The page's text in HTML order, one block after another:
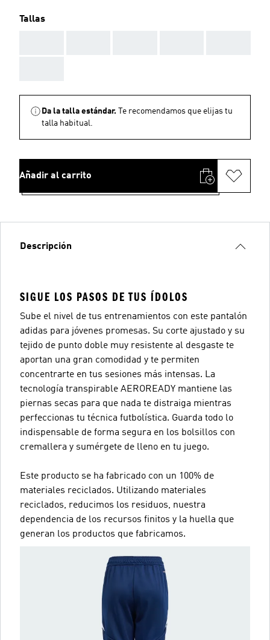
Tallas
Da la talla estándar.
Te recomendamos que elijas tu
talla habitual.
Añadir al carrito
Descripción
SIGUE LOS PASOS DE TUS ÍDOLOS
Sube el nivel de tus entrenamientos con este pantalón
adidas para jóvenes promesas. Su corte ajustado y su
tejido de punto doble muy resistente al desgaste te
aportan una gran comodidad y te permiten
concentrarte en tus sesiones más intensas. La
tecnología transpirable AEROREADY mantiene las
piernas secas para que nada te distraiga mientras
perfeccionas tu técnica futbolística. Guarda todo lo
indispensable de forma segura en los bolsillos con
cremallera y sumérgete de lleno en tu juego.
Este producto se ha fabricado con un 100% de
materiales reciclados. Utilizando materiales
reciclados, reducimos los residuos, nuestra
dependencia de los recursos finitos y la huella que
generan los productos que fabricamos.